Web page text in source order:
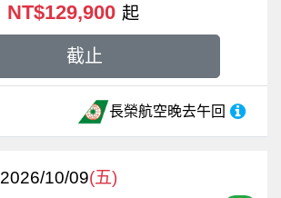
長榮航空晚去午回
NT$129,900 起
截止
2026/10/09(五)